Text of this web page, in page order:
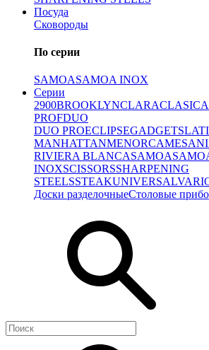
Посуда
Сковороды
По серии
SAMOASAMOA INOX
Серии
2900BROOKLYNCLARACLASICA
PROFDUO
DUO PROECLIPSEGADGETS
MANHATTANMENORCAMESA
RIVIERA BLANCASAMOA
INOXSCISSORSSHARPENING
STEELSSTEAKUNIVERSAL
Доски разделочныеСтоловые